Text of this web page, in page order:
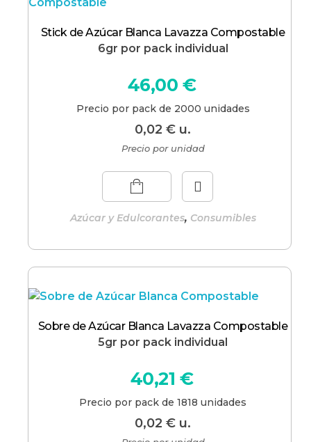
Stick de Azúcar Blanca Lavazza Compostable
6gr por pack individual
0,02€ u.
46,00 €
Precio por pack de 2000 unidades
Azúcar y Edulcorantes, Consumibles
Precio por unidad
Sobre de Azúcar Blanca Lavazza Compostable
5gr por pack individual
0,02€ u.
40,21 €
Precio por pack de 1818 unidades